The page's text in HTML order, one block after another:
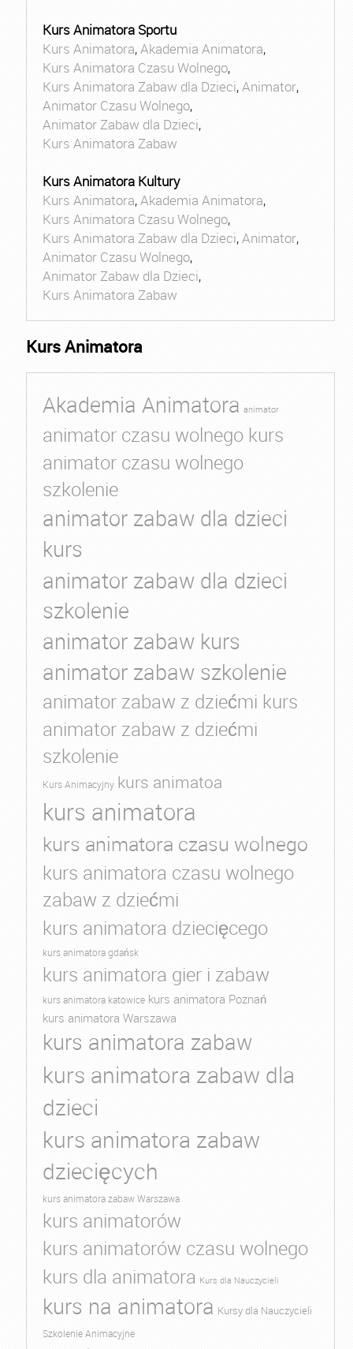
Kurs Animatora Sportu
Kurs Animatora,Akademia Animatora,
Kurs Animatora Czasu Wolnego,
Kurs Animatora Zabaw dla Dzieci,Animator,
Animator Czasu Wolnego,
Animator Zabaw dla Dzieci,
Kurs Animatora Zabaw
Kurs Animatora Kultury
Kurs Animatora,Akademia Animatora,
Kurs Animatora Czasu Wolnego,
Kurs Animatora Zabaw dla Dzieci,Animator,
Animator Czasu Wolnego,
Animator Zabaw dla Dzieci,
Kurs Animatora Zabaw
Kurs Animatora
Akademia Animatora animator
animator czasu wolnego kurs
animator czasu wolnego
szkolenie
animator zabaw dla dzieci
kurs
animator zabaw dla dzieci
szkolenie
animator zabaw kurs
animator zabaw szkolenie
animator zabaw z dziećmi kurs
animator zabaw z dziećmi
szkolenie
Kurs Animacyjny kurs animatoa
kurs animatora
kurs animatora czasu wolnego
kurs animatora czasu wolnego
zabaw z dziećmi
kurs animatora dziecięcego
kurs animatora gdańsk
kurs animatora gier i zabaw
kurs animatora katowice kurs animatora Poznań
kurs animatora Warszawa
kurs animatora zabaw
kurs animatora zabaw dla
dzieci
kurs animatora zabaw
dziecięcych
kurs animatora zabaw Warszawa
kurs animatorów
kurs animatorów czasu wolnego
kurs dla animatora Kurs dla Nauczycieli
kurs na animatora Kursy dla Nauczycieli
Szkolenie Animacyjne